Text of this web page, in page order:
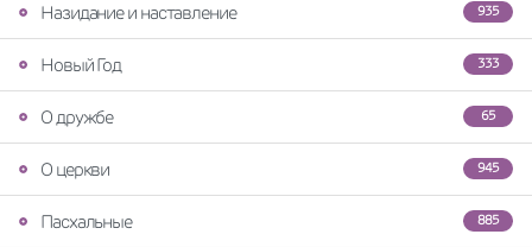
935
Назидание и наставление
333
Новый Год
65
О дружбе
945
О церкви
885
Пасхальные